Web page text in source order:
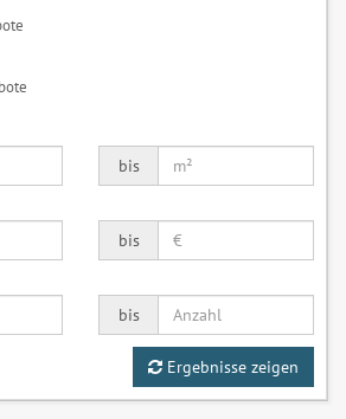
bis
bis
bis
Ergebnisse zeigen